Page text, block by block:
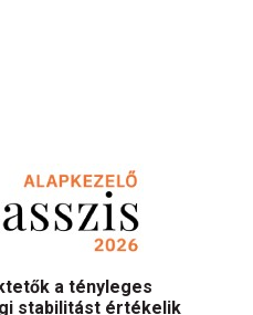
a tényleges
stabilitást értékelik